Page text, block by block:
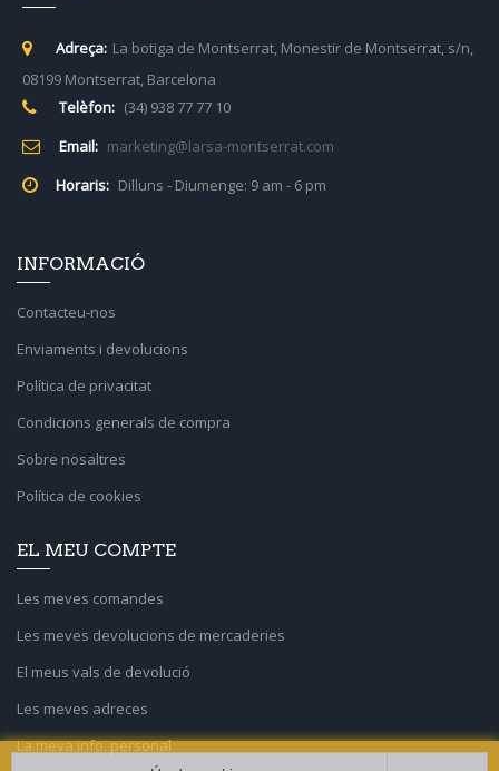
Adreça: La botiga de Montserrat, Monestir de Montserrat, s/n,
08199 Montserrat, Barcelona
Telèfon: (34) 938 77 77 10
Email: marketing@larsa-montserrat.com
Horaris: Dilluns - Diumenge: 9 am - 6 pm
INFORMACIÓ
Contacteu-nos
Enviaments i devolucions
Política de privacitat
Condicions generals de compra
Sobre nosaltres
Política de cookies
EL MEU COMPTE
Les meves comandes
Les meves devolucions de mercaderies
El meus vals de devolució
Les meves adreces
La meva info. personal